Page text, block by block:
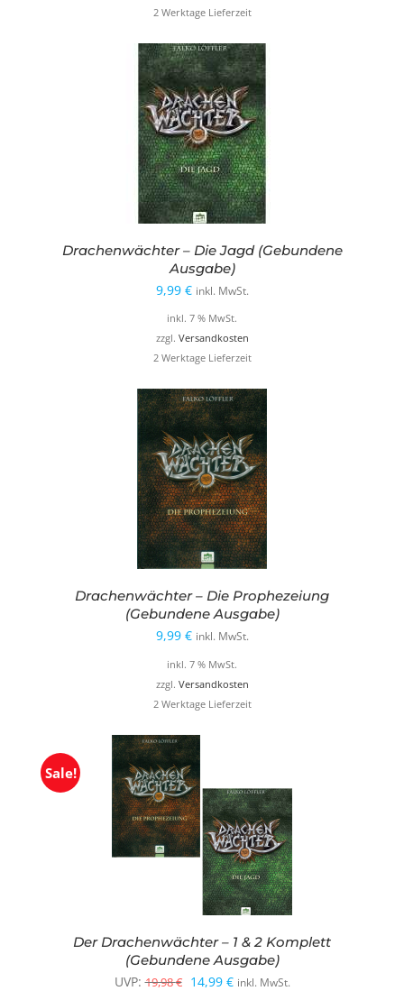
2 Werktage Lieferzeit
Drachenwächter – Die Jagd (Gebundene
Ausgabe)
9,99 € inkl. MwSt.
inkl. 7 % MwSt.
zzgl. Versandkosten
2 Werktage Lieferzeit
Drachenwächter – Die Prophezeiung
(Gebundene Ausgabe)
9,99 € inkl. MwSt.
inkl. 7 % MwSt.
zzgl. Versandkosten
2 Werktage Lieferzeit
Sale!
Der Drachenwächter – 1 & 2 Komplett
(Gebundene Ausgabe)
UVP: 19,98€ Ursprünglicher
14,99 €Aktueller
inkl. MwSt.